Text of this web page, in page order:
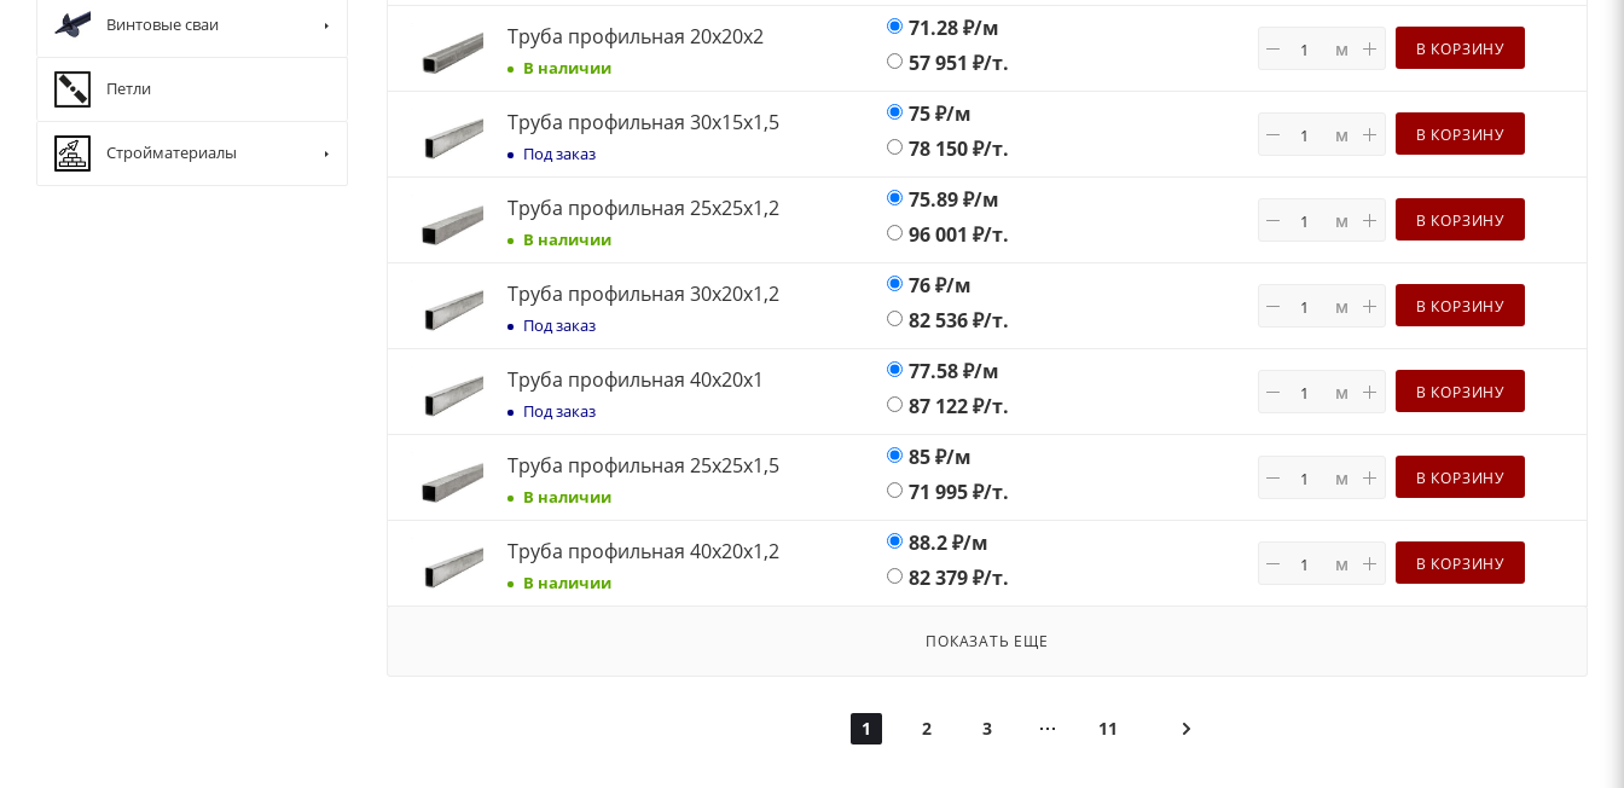
Труба профильная 20х20х2
В наличии
71.28₽/м
57 951 ₽/т.
м В КОРЗИНУ
Труба профильная 30х15х1,5
Под заказ
75₽/м
78 150₽/т.
м В КОРЗИНУ
Труба профильная 25х25х1,2
В наличии
75.89₽/м
96 001 ₽/т.
м В КОРЗИНУ
Труба профильная 30х20х1,2
Под заказ
76₽/м
82 536₽/т.
м В КОРЗИНУ
Труба профильная 40х20х1
Под заказ
77.58₽/м
87 122₽/т.
м В КОРЗИНУ
Труба профильная 25х25х1,5
В наличии
85₽/м
71 995₽/т.
м В КОРЗИНУ
Труба профильная 40х20х1,2
В наличии
88.2₽/м
82 379₽/т.
м В КОРЗИНУ
ПОКАЗАТЬ ЕЩЕ
1 2 3 11
Винтовые сваи
Петли
Стройматериалы